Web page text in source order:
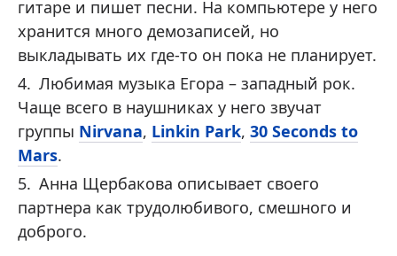
гитаре и пишет песни. На компьютере у него
хранится много демозаписей, но
выкладывать их где-то он пока не планирует.
Любимая музыка Егора – западный рок.
Чаще всего в наушниках у него звучат
группы Nirvana, Linkin Park, 30 Seconds to
Mars.
Анна Щербакова описывает своего
партнера как трудолюбивого, смешного и
доброго.